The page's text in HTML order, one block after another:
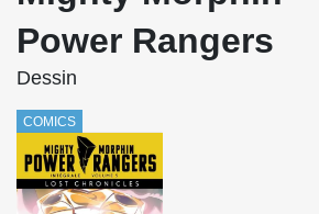
Power Rangers
Dessin
COMICS